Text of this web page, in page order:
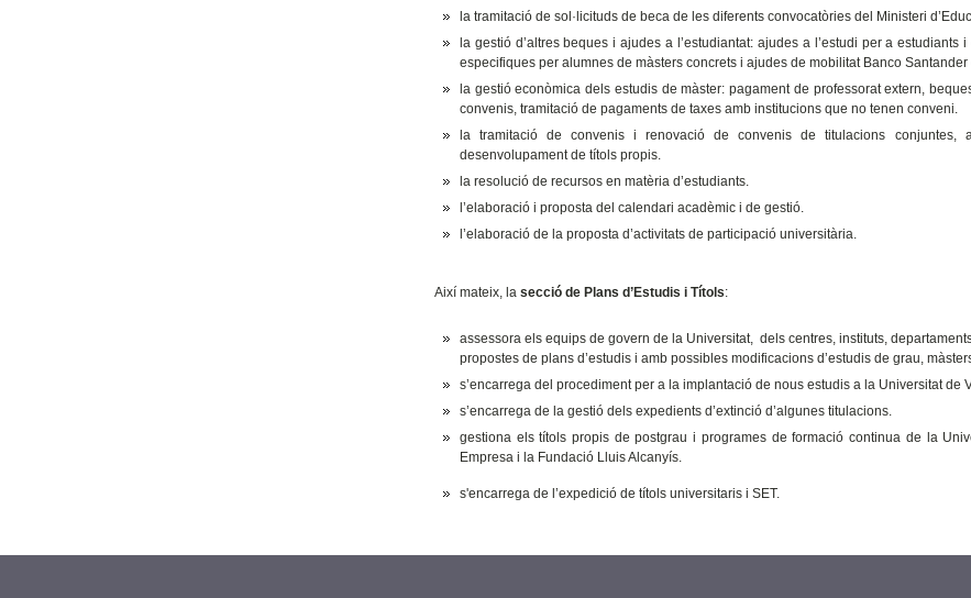
la tramitació de sol·licituds de beca de les diferents convocatòries del Ministeri
la gestió d’altres beques i ajudes a l’estudiantat: ajudes a l’estudi per a
especifiques per alumnes de màsters concrets i ajudes de mobilitat Banco Santander
la gestió econòmica dels estudis de màster: pagament de professorat extern,
convenis, tramitació de pagaments de taxes amb institucions que no tenen conveni.
la tramitació de convenis i renovació de convenis de titulacions conjuntes,
desenvolupament de títols propis.
la resolució de recursos en matèria d’estudiants.
l’elaboració i proposta del calendari acadèmic i de gestió.
l’elaboració de la proposta d’activitats de participació universitària.
Així mateix, la secció de Plans d’Estudis i Títols:
assessora els equips de govern de la Universitat, dels centres, instituts,
propostes de plans d’estudis i amb possibles modificacions d’estudis de grau,
s’encarrega del procediment per a la implantació de nous estudis a la Universitat de
s’encarrega de la gestió dels expedients d’extinció d’algunes titulacions.
gestiona els títols propis de postgrau i programes de formació continua de la
Empresa i la Fundació Lluis Alcanyís.
s'encarrega de l’expedició de títols universitaris i SET.